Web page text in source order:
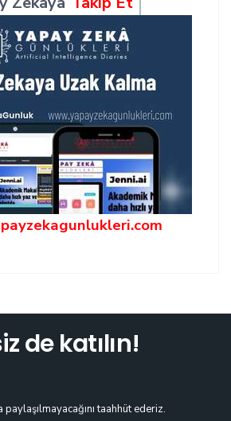
de katılın!
taahhüt ederiz.